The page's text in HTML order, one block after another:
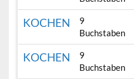
KOCHEN
9
Buchstaben
KOCHEN
9
Buchstaben